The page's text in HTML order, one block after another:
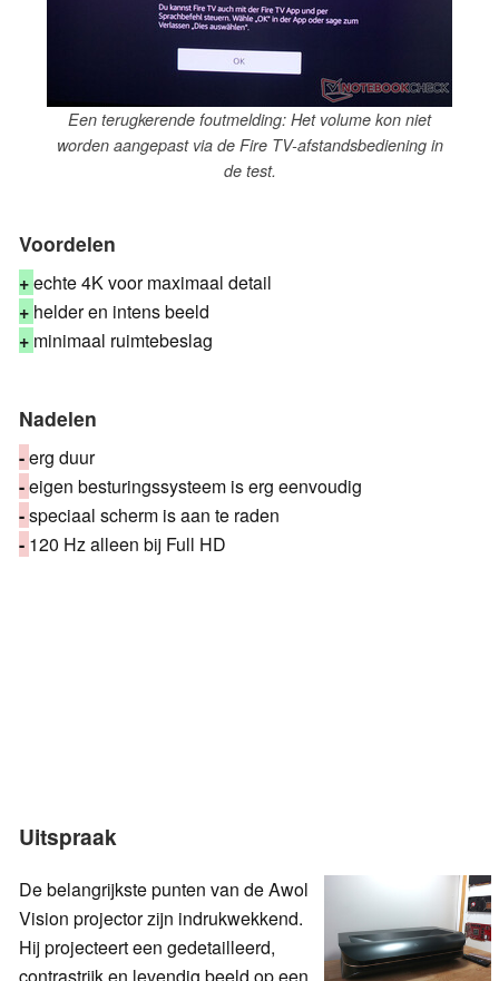
Een terugkerende foutmelding: Het volume kon niet
worden aangepast via de Fire TV-afstandsbediening in
de test.
Voordelen
+echte 4K voor maximaal detail
+ helder en intens beeld
+ minimaal ruimtebeslag
Nadelen
-erg duur
-eigen besturingssysteem is erg eenvoudig
-speciaal scherm is aan te raden
- 120 Hz alleen bij Full HD
Uitspraak
De belangrijkste punten van de Awol
Vision projector zijn indrukwekkend.
Hij projecteert een gedetailleerd,
contrastrijk en levendig beeld op een